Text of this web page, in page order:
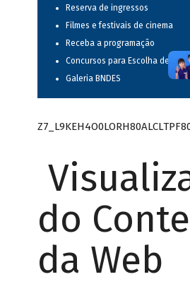
Reserva de ingressos
Filmes e festivais de cinema
Receba a programação
Concursos para Escolha de
Galeria BNDES
do
da Web